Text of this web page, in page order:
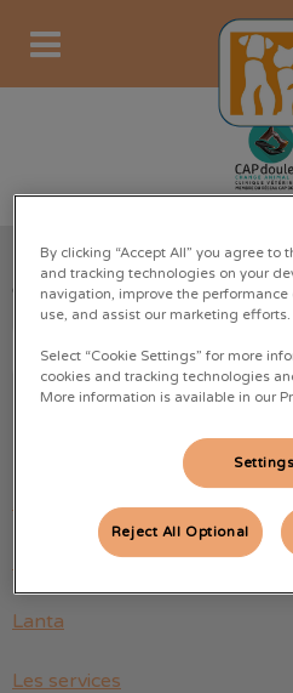
Fonsegrives
Lanta
Les services
Clinique Vétérinaire de l’Autan
By clicking “Accept All” you agree to
and tracking technologies on your
navigation, improve the
use, and assist our marketing efforts.
Select “Cookie Settings” for more
cookies and tracking technologies
More information is available in our
Settings
Reject All Optional